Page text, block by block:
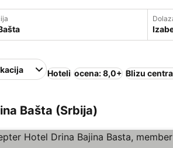
Hoteli ocena: 8,0+ Blizu
Bašta (Srbija)